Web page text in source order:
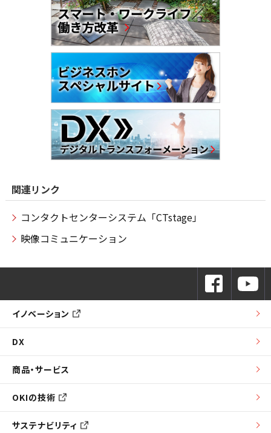
関連リンク
コンタクトセンターシステム「CTstage」
映像コミュニケーション
イノベーション
DX
商品・サービス
OKIの技術
サステナビリティ